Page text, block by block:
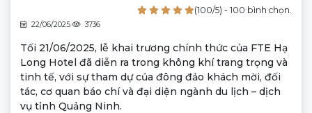
(100/5) - 100 bình chọn.
22/06/2025 3736
Tối 21/06/2025, lễ khai trương chính thức của FTE Hạ
Long Hotel đã diễn ra trong không khí trang trọng và
tinh tế, với sự tham dự của đông đảo khách mời, đối
tác, cơ quan báo chí và đại diện ngành du lịch – dịch
vụ tỉnh Quảng Ninh.